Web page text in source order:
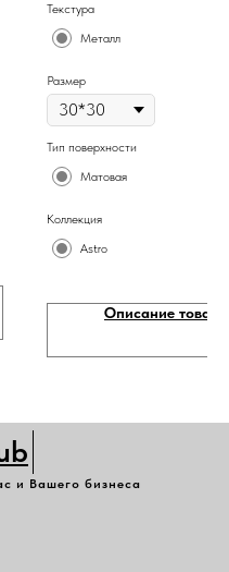
Текстура
Металл
Размер
Тип поверхности
Матовая
Коллекция
Astro
Описание товара
и Вашего бизнеса